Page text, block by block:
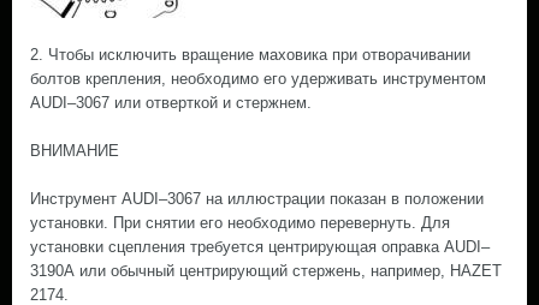
2. Чтобы исключить вращение маховика при отворачивании
болтов крепления, необходимо его удерживать инструментом
AUDI–3067 или отверткой и стержнем.
ВНИМАНИЕ
Инструмент AUDI–3067 на иллюстрации показан в положении
установки. При снятии его необходимо перевернуть. Для
установки сцепления требуется центрирующая оправка AUDI–
3190А или обычный центрирующий стержень, например, HAZET
2174.